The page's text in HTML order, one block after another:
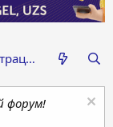
Регистрация
форум!